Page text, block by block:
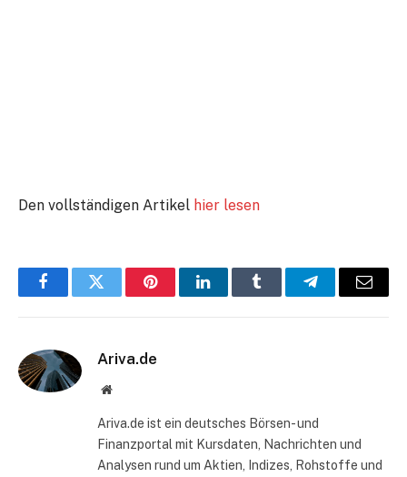
Den vollständigen Artikel hier lesen
FacebookTwitter PinterestLinkedInTumblr TelegramE-
Ariva.de
Website
Ariva.de ist ein deutsches Börsen- und
Finanzportal mit Kursdaten, Nachrichten und
Analysen rund um Aktien, Indizes, Rohstoffe und